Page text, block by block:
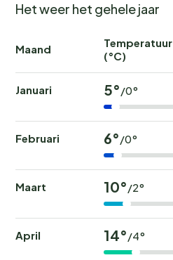
Het weer het gehele jaar
Maand
Temperatuur
(°C)
Januari 5° /0°
Februari 6° /0°
Maart 10° /2°
April 14° /4°